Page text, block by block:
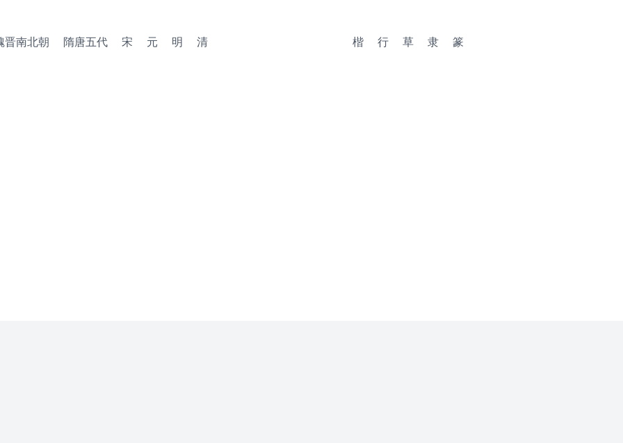
晋南北朝 隋唐五代 宋 元 明 清 楷 行 草 隶 篆